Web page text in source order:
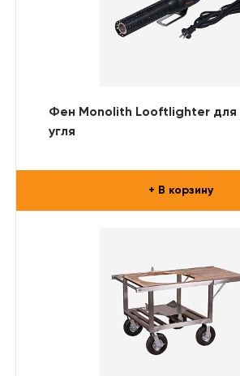
Фен Monolith Looftlighter для
угля
+ В корзину